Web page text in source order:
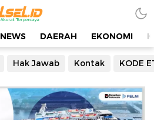
NEWS DAERAH EKONOMI
Hak Jawab Kontak KODE